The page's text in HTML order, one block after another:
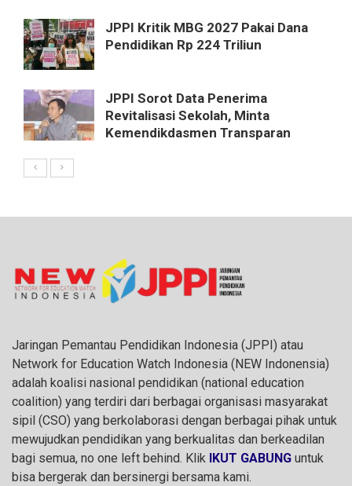
JPPI Kritik MBG 2027 Pakai Dana
Pendidikan Rp 224 Triliun
JPPI Sorot Data Penerima
Revitalisasi Sekolah, Minta
Kemendikdasmen Transparan
Jaringan Pemantau Pendidikan Indonesia (JPPI) atau
Network for Education Watch Indonesia (NEW Indonensia)
adalah koalisi nasional pendidikan (national education
coalition) yang terdiri dari berbagai organisasi masyarakat
sipil (CSO) yang berkolaborasi dengan berbagai pihak untuk
mewujudkan pendidikan yang berkualitas dan berkeadilan
bagi semua, no one left behind. Klik IKUT GABUNG untuk
bisa bergerak dan bersinergi bersama kami.